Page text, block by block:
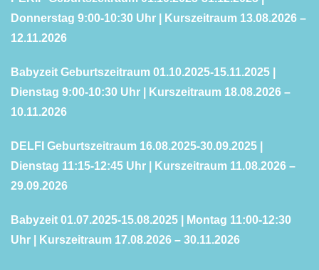
Donnerstag 9:00-10:30 Uhr | Kurszeitraum 13.08.2026 –
12.11.2026
Babyzeit Geburtszeitraum 01.10.2025-15.11.2025 |
Dienstag 9:00-10:30 Uhr | Kurszeitraum 18.08.2026 –
10.11.2026
DELFI Geburtszeitraum 16.08.2025-30.09.2025 |
Dienstag 11:15-12:45 Uhr | Kurszeitraum 11.08.2026 –
29.09.2026
Babyzeit 01.07.2025-15.08.2025 | Montag 11:00-12:30
Uhr | Kurszeitraum 17.08.2026 – 30.11.2026